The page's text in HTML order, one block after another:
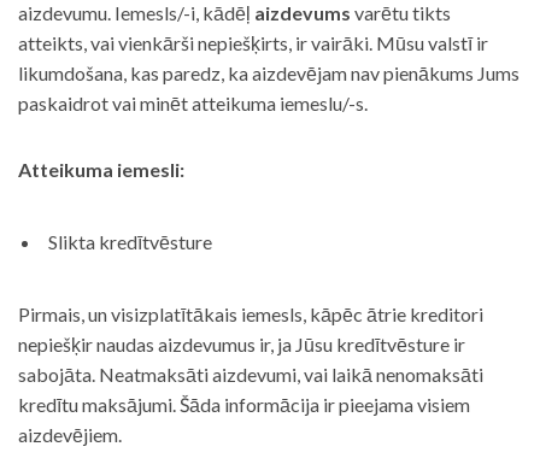
aizdevumu. Iemesls/-i, kādēļ aizdevums varētu tikts
atteikts, vai vienkārši nepiešķirts, ir vairāki. Mūsu valstī ir
likumdošana, kas paredz, ka aizdevējam nav pienākums Jums
paskaidrot vai minēt atteikuma iemeslu/-s.
Atteikuma iemesli:
Slikta kredītvēsture
Pirmais, un visizplatītākais iemesls, kāpēc ātrie kreditori
nepiešķir naudas aizdevumus ir, ja Jūsu kredītvēsture ir
sabojāta. Neatmaksāti aizdevumi, vai laikā nenomaksāti
kredītu maksājumi. Šāda informācija ir pieejama visiem
aizdevējiem.